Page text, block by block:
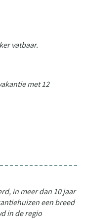
vatbaar.
met 12
in meer dan 10 jaar
een breed
in de regio